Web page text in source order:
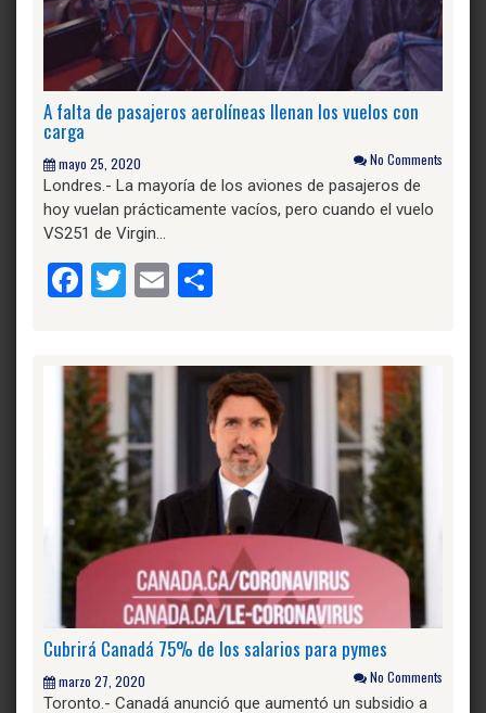
A falta de pasajeros aerolíneas llenan los vuelos con
carga
mayo 25, 2020 No Comments
Londres.- La mayoría de los aviones de pasajeros de
hoy vuelan prácticamente vacíos, pero cuando el vuelo
VS251 de Virgin…
Facebook
Twitter
Email
Cubrirá Canadá 75% de los salarios para pymes
marzo 27, 2020 No Comments
Toronto.- Canadá anunció que aumentó un subsidio a